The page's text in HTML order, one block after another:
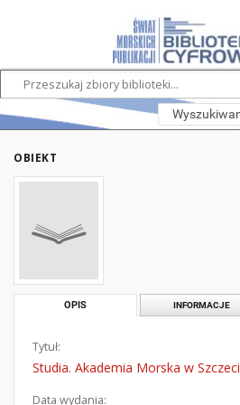
OBIEKT
OPIS INFORMACJE
Tytuł:
Studia. Akademia Morska w
Data wydania: